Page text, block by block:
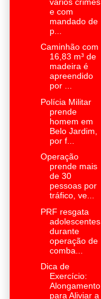
e com
mandado de
p...
Caminhão com
16,83 m³ de
madeira é
apreendido
por ...
Polícia Militar
prende
homem em
Belo Jardim,
por f...
Operação
prende mais
de 30
pessoas por
tráfico, ve...
PRF resgata
adolescentes
durante
operação de
comba...
Dica de
Exercício:
Alongamento
para Aliviar a